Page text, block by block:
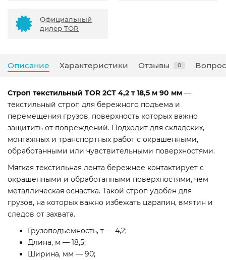
Официальный
дилер TOR
Описание Характеристики Отзывы 0
Строп текстильный TOR 2СТ 4,2 т 18,5 м 90 мм —
текстильный строп для бережного подъема и
перемещения грузов, поверхность которых важно
защитить от повреждений. Подходит для складских,
монтажных и транспортных работ с окрашенными,
обработанными или чувствительными поверхностями.
Мягкая текстильная лента бережнее контактирует с
окрашенными и обработанными поверхностями, чем
металлическая оснастка. Такой строп удобен для
грузов, на которых важно избежать царапин, вмятин и
следов от захвата.
Грузоподъемность, т — 4,2;
Длина, м — 18,5;
Ширина, мм — 90;